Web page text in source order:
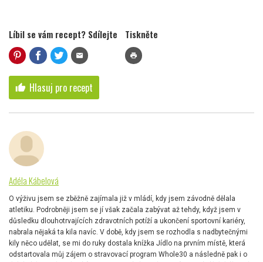
Líbil se vám recept? Sdílejte
mail
Tiskněte
print
thumb_up Hlasuj pro recept
Adéla Kábelová
O výživu jsem se zběžně zajímala již v mládí, kdy jsem závodně dělala
atletiku. Podrobněji jsem se jí však začala zabývat až tehdy, když jsem v
důsledku dlouhotrvajících zdravotních potíží a ukončení sportovní kariéry,
nabrala nějaká ta kila navíc. V době, kdy jsem se rozhodla s nadbytečnými
kily něco udělat, se mi do ruky dostala knížka Jídlo na prvním místě, která
odstartovala můj zájem o stravovací program Whole30 a následně pak i o